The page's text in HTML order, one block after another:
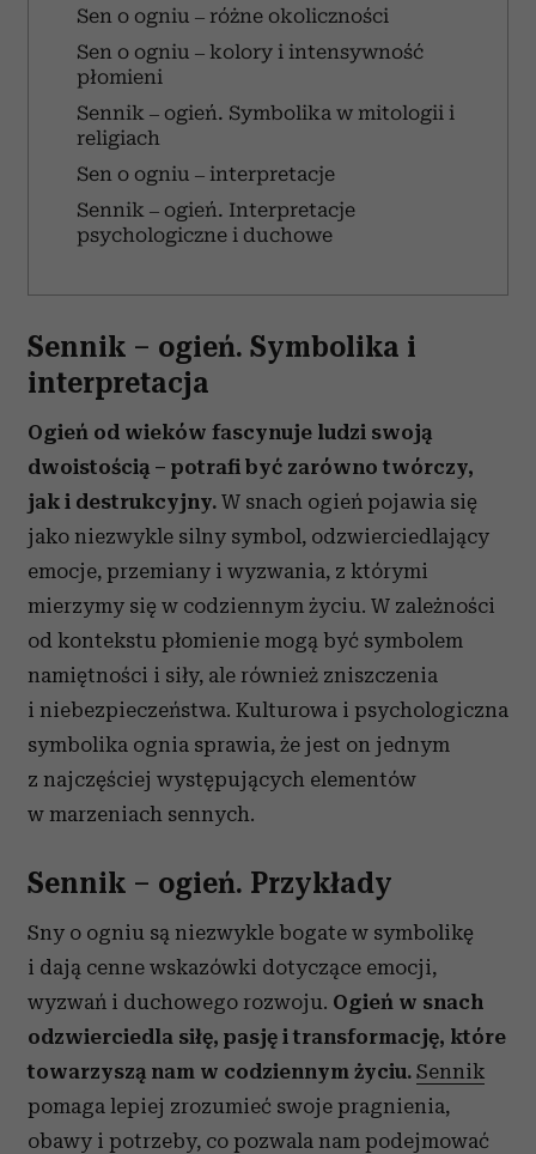
Sen o ogniu – różne okoliczności
Sen o ogniu – kolory i intensywność
płomieni
Sennik – ogień. Symbolika w mitologii i
religiach
Sen o ogniu – interpretacje
Sennik – ogień. Interpretacje
psychologiczne i duchowe
Sennik – ogień. Symbolika i
interpretacja
Ogień od wieków fascynuje ludzi swoją
dwoistością – potrafi być zarówno twórczy,
jak i destrukcyjny. W snach ogień pojawia się
jako niezwykle silny symbol, odzwierciedlający
emocje, przemiany i wyzwania, z którymi
mierzymy się w codziennym życiu. W zależności
od kontekstu płomienie mogą być symbolem
namiętności i siły, ale również zniszczenia
i niebezpieczeństwa. Kulturowa i psychologiczna
symbolika ognia sprawia, że jest on jednym
z najczęściej występujących elementów
w marzeniach sennych.
Sennik – ogień. Przykłady
Sny o ogniu są niezwykle bogate w symbolikę
i dają cenne wskazówki dotyczące emocji,
wyzwań i duchowego rozwoju. Ogień w snach
odzwierciedla siłę, pasję i transformację, które
towarzyszą nam w codziennym życiu. Sennik
pomaga lepiej zrozumieć swoje pragnienia,
obawy i potrzeby, co pozwala nam podejmować